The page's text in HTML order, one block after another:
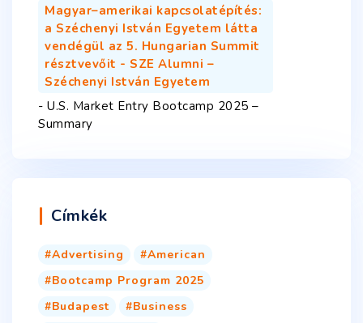
Magyar–amerikai kapcsolatépítés:
a Széchenyi István Egyetem látta
vendégül az 5. Hungarian Summit
résztvevőit - SZE Alumni –
Széchenyi István Egyetem
- U.S. Market Entry Bootcamp 2025 –
Summary
Címkék
Advertising
American
Bootcamp Program 2025
Budapest
Business